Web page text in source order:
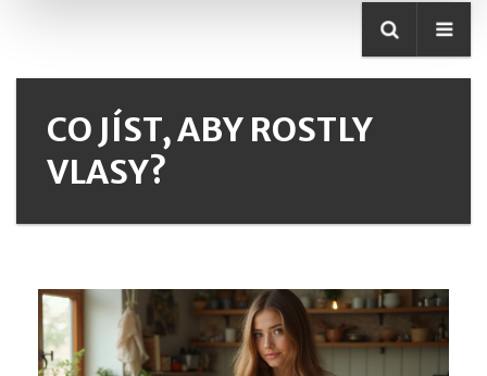
CO JÍST, ABY ROSTLY
VLASY?